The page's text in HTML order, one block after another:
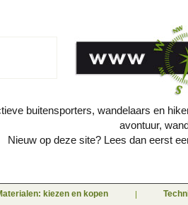
buitensporters, wandelaars en
avontuur,
Nieuw op deze site? Lees dan eerst
kiezen en kopen